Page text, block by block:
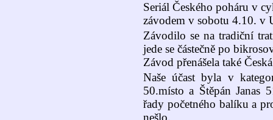
Seriál Českého poháru v
závodem v sobotu 4.10. v
Závodilo se na tradiční
jede se částečně po
Závod přenášela také
Naše účast byla v
50.místo a Štěpán Janas
řady početného balíku a
nešlo.